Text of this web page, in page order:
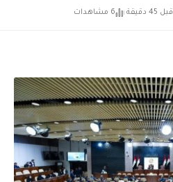
قبل 45 دقيقة 6 مشاهدات